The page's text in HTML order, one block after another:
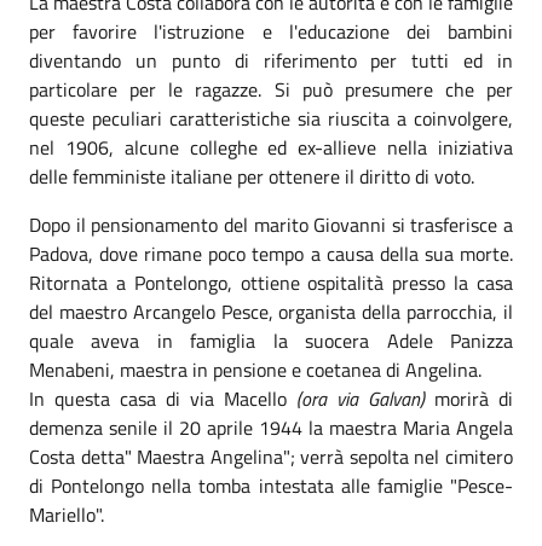
per favorire l'istruzione e l'educazione dei bambini
diventando un punto di riferimento per tutti ed in
particolare per le ragazze. Si può presumere che per
queste peculiari caratteristiche sia riuscita a coinvolgere,
nel 1906, alcune colleghe ed ex-allieve nella iniziativa
delle femministe italiane per ottenere il diritto di voto.
Dopo il pensionamento del marito Giovanni si trasferisce a
Padova, dove rimane poco tempo a causa della sua morte.
Ritornata a Pontelongo, ottiene ospitalità presso la casa
del maestro Arcangelo Pesce, organista della parrocchia, il
quale aveva in famiglia la suocera Adele Panizza
Menabeni, maestra in pensione e coetanea di Angelina.
In questa casa di via Macello (ora via Galvan)morirà di
demenza senile il 20 aprile 1944 la maestra Maria Angela
Costa detta" Maestra Angelina"; verrà sepolta nel cimitero
di Pontelongo nella tomba intestata alle famiglie "Pesce-
Mariello".